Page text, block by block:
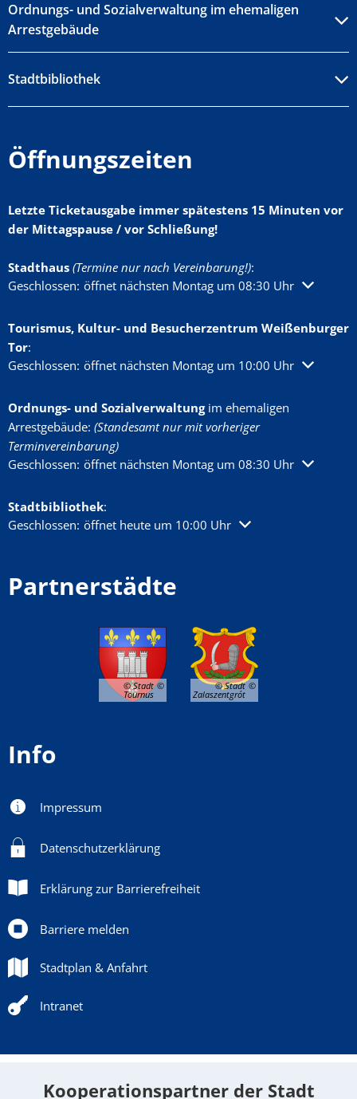
Ordnungs- und Sozialverwaltung im ehemaligen
Arrestgebäude
Stadtbibliothek
Öffnungszeiten
Letzte Ticketausgabe immer spätestens 15 Minuten vor
der Mittagspause / vor Schließung!
Stadthaus (Termine nur nach Vereinbarung!):
Klicken, um weitere Öffnungs- oder Schließzeiten auszublenden
Geschlossen: öffnet nächsten Montag um 08:30 Uhr
Tourismus, Kultur- und Besucherzentrum Weißenburger
Tor:
Klicken, um weitere Öffnungs- oder Schließzeiten auszublenden
Geschlossen: öffnet nächsten Montag um 10:00 Uhr
Ordnungs- und Sozialverwaltungim ehemaligen
Arrestgebäude: (Standesamt nur mit vorheriger
Terminvereinbarung)
Klicken, um weitere Öffnungs- oder Schließzeiten auszublenden
Geschlossen: öffnet nächsten Montag um 08:30 Uhr
Stadtbibliothek:
Klicken, um weitere Öffnungs- oder Schließzeiten auszublenden
Geschlossen: öffnet heute um 10:00 Uhr
Partnerstädte
© Stadt
Tournus
© Stadt
Zalaszentgrót
Info
Impressum
Datenschutzerklärung
Erklärung zur Barrierefreiheit
Barriere melden
Stadtplan & Anfahrt
Intranet
Kooperationspartner der Stadt